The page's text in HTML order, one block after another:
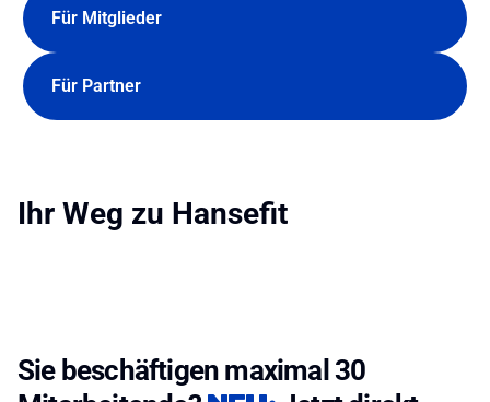
Für Mitglieder
Für Partner
Ihr Weg zu Hansefit
Sie beschäftigen maximal 30